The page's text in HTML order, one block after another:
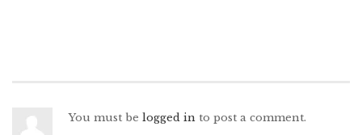
You must be logged in to post a comment.